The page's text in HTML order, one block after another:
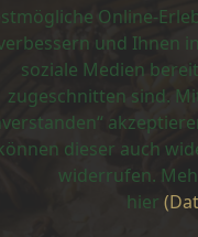
Online-
und Ihnen
soziale Medien
zugeschnitten sind.
dieser auch
widerrufen.
hier